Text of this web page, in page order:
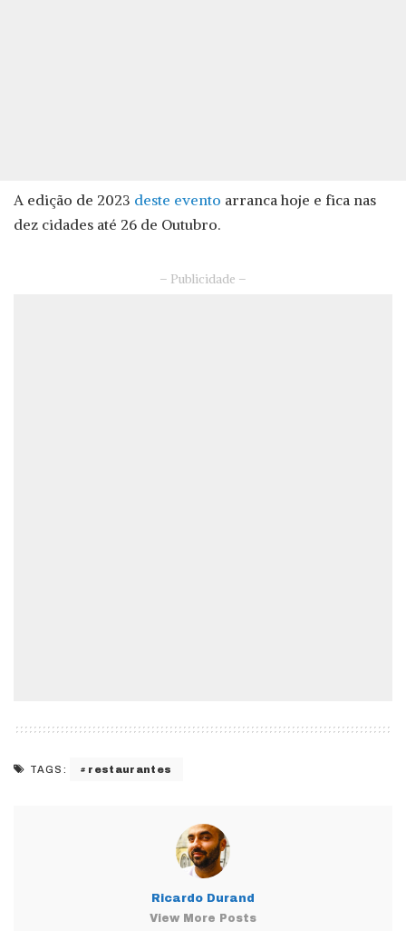
A edição de 2023 deste evento arranca hoje e fica nas
dez cidades até 26 de Outubro.
– Publicidade –
TAGS: restaurantes
Ricardo Durand
View More Posts